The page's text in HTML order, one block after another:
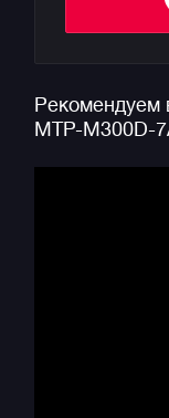
недели, а
фазы
Рекомендуем
MTP-M300D-